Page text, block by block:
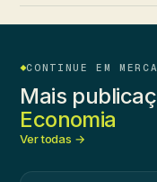
CONTINUE EM
Mais
Economia
Ver todas →